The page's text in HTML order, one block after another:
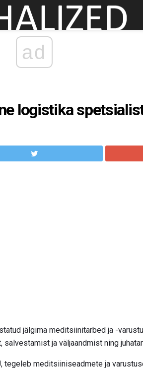
ad
logistika
jälgima meditsiinitarbed ja -
ja väljaandmist ning
tegeleb meditsiiniseadmete ja